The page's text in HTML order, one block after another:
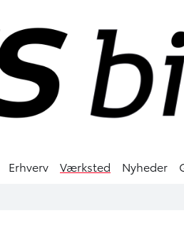
Erhverv Værksted Nyheder